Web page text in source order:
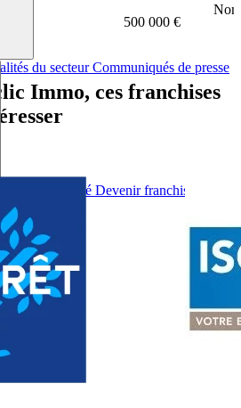
du secteur Communiqués de presse
Devenir franchisé Devenir franchiseur
500 000 €
Immo, ces franchises